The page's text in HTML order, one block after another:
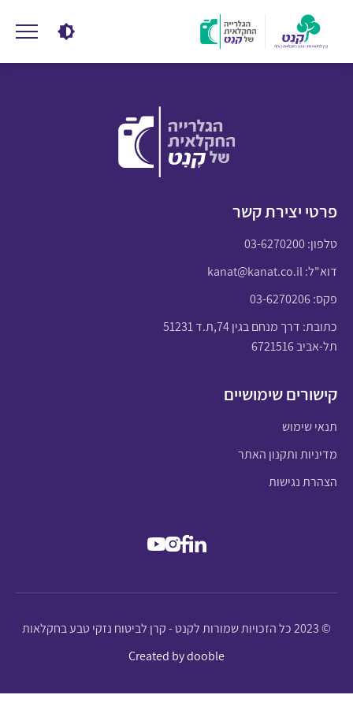
פרטי יצירת קשר
טלפון:03-6270200
דוא"ל:kanat@kanat.co.il
פקס: 03-6270206
כתובת: דרך מנחם בגין 74,ת.ד 51231
תל-אביב 6721516
קישורים שימושיים
תנאי שימוש
מדיניות ותקנון האתר
הצהרת נגישות
© 2023 כל הזכויות שמורות לקנט - קרן לביטוח נזקי טבע בחקלאות
Created by dooble